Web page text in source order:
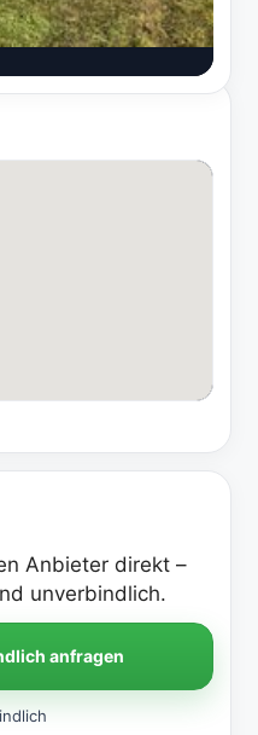
Anbieter direkt –
unverbindlich.
anfragen